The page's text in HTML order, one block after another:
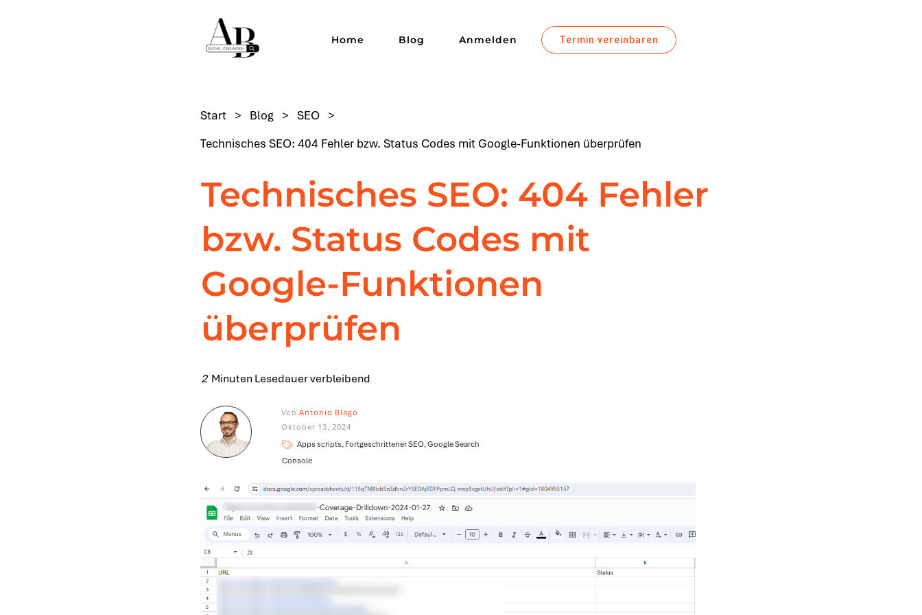
Home Blog Anmelden Termin vereinbaren
Start > Blog > SEO
>
Technisches SEO: 404 Fehler bzw. Status Codes mit Google-Funktionen überprüfen
Technisches SEO: 404 Fehler
bzw. Status Codes mit
Google-Funktionen
überprüfen
2Minuten Lesedauer verbleibend
Von Antonio Blago
Oktober 13, 2024
Apps scripts, Fortgeschrittener SEO, Google Search
Console